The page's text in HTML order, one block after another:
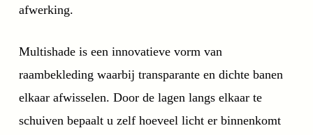
afwerking.
Multishade is een innovatieve vorm van
raambekleding waarbij transparante en dichte banen
elkaar afwisselen. Door de lagen langs elkaar te
schuiven bepaalt u zelf hoeveel licht er binnenkomt